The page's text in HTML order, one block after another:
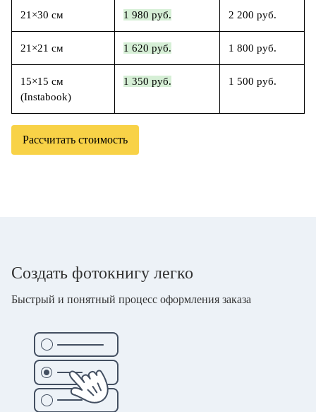
21×30 см 1 980 руб. 2 200 руб.
21×21 см 1 620 руб. 1 800 руб.
15×15 см
(Instabook)
1 350 руб. 1 500 руб.
Рассчитать стоимость
Создать фотокнигу легко
Быстрый и понятный процесс оформления заказа